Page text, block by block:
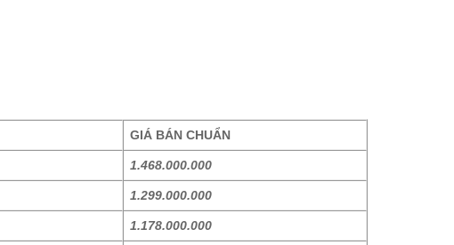
GIÁ BÁN CHUẨN
1.468.000.000
1.299.000.000
1.178.000.000